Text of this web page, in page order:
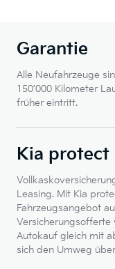
Garantie
Alle Neufahrzeuge
150’000 Kilometer
früher eintritt.
Kia protect
Leasing. Mit Kia
Fahrzeugsangebot
Versicherungsofferte
Autokauf gleich mit
sich den Umweg